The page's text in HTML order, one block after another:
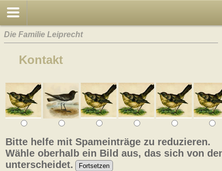
Die Familie Leiprecht
Kontakt
Bitte helfe mit Spameinträge zu reduzieren.
Wähle oberhalb ein Bild aus, das sich von
unterscheidet.